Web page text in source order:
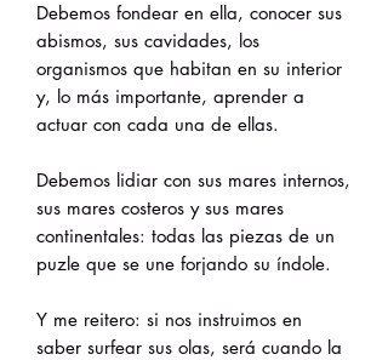
Debemos fondear en ella, conocer sus
abismos, sus cavidades, los
organismos que habitan en su interior
y, lo más importante, aprender a
actuar con cada una de ellas.
Debemos lidiar con sus mares internos,
sus mares costeros y sus mares
continentales: todas las piezas de un
puzle que se une forjando su índole.
Y me reitero: si nos instruimos en
saber surfear sus olas, será cuando la